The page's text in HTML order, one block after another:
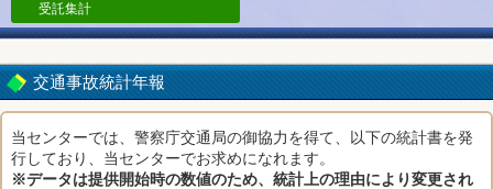
受託集計
交通事故統計年報
当センターでは、警察庁交通局の御協力を得て、以下の統計書を発
行しており、当センターでお求めになれます。
※データは提供開始時の数値のため、統計上の理由により変更され